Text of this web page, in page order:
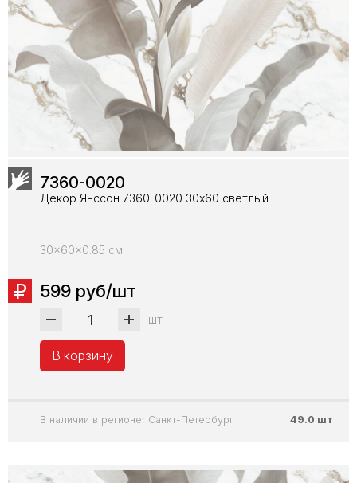
7360-0020
Декор Янссон 7360-0020 30х60 светлый
30x60x0.85 см
599 руб/шт
шт
В корзину
В наличии в регионе: Санкт-Петербург 49.0 шт